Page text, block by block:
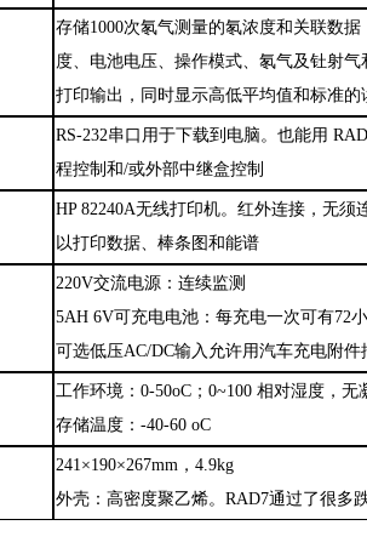
存储1000次氡气测量的氡浓度和关联数据
度、电池电压、操作模式、氡气及钍射气
打印输出，同时显示高低平均值和标准的
RS-232串口用于下载到电脑。也能用
程控制和/或外部中继盒控制
HP 82240A无线打印机。红外连接，无须
以打印数据、棒条图和能谱
220V交流电源：连续监测
5AH 6V可充电电池：每充电一次可有72
可选低压AC/DC输入允许用汽车充电附
工作环境：0-50oC；0~100 相对湿度，无
存储温度：-40-60 oC
241×190×267mm ，4.9kg
外壳：高密度聚乙烯。RAD7通过了很多